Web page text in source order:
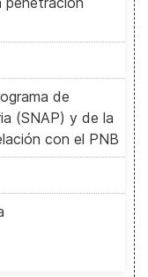
de
(SNAP) y de la
con el PNB